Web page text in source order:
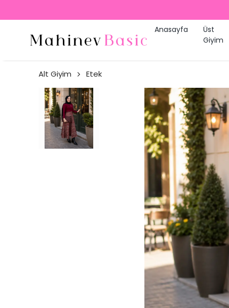
Anasayfa
Üst
Giyim
Alt Giyim Etek